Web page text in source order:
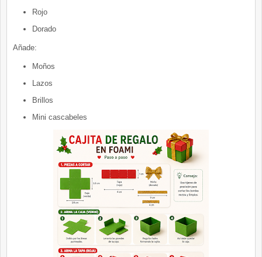
Rojo
Dorado
Añade:
Moños
Lazos
Brillos
Mini cascabeles